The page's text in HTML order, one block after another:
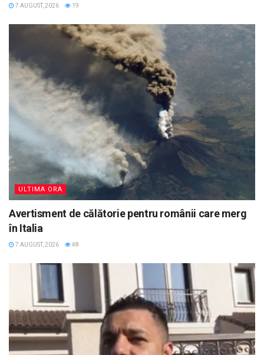
7 AUGUST, 2026 19
ULTIMA ORA
Avertisment de călătorie pentru românii care merg
în Italia
7 AUGUST, 2026 48